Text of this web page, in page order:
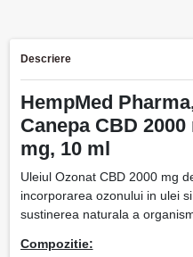
Descriere
HempMed
Canepa CBD
mg, 10 ml
Uleiul Ozonat CBD 2000 mg
incorporarea ozonului in ulei
sustinerea naturala a
Compozitie: